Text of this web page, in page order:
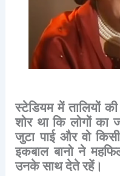
स्टेडियम में तालियों की
शोर था कि लोगों का
जुटा पाई और वो किसी
इकबाल बानो ने
उनकेसाथदेतेरहें।